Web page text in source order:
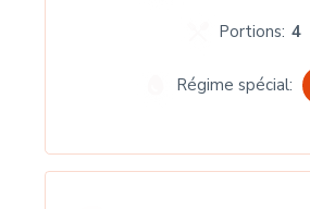
Portions: 4
Régime spécial: